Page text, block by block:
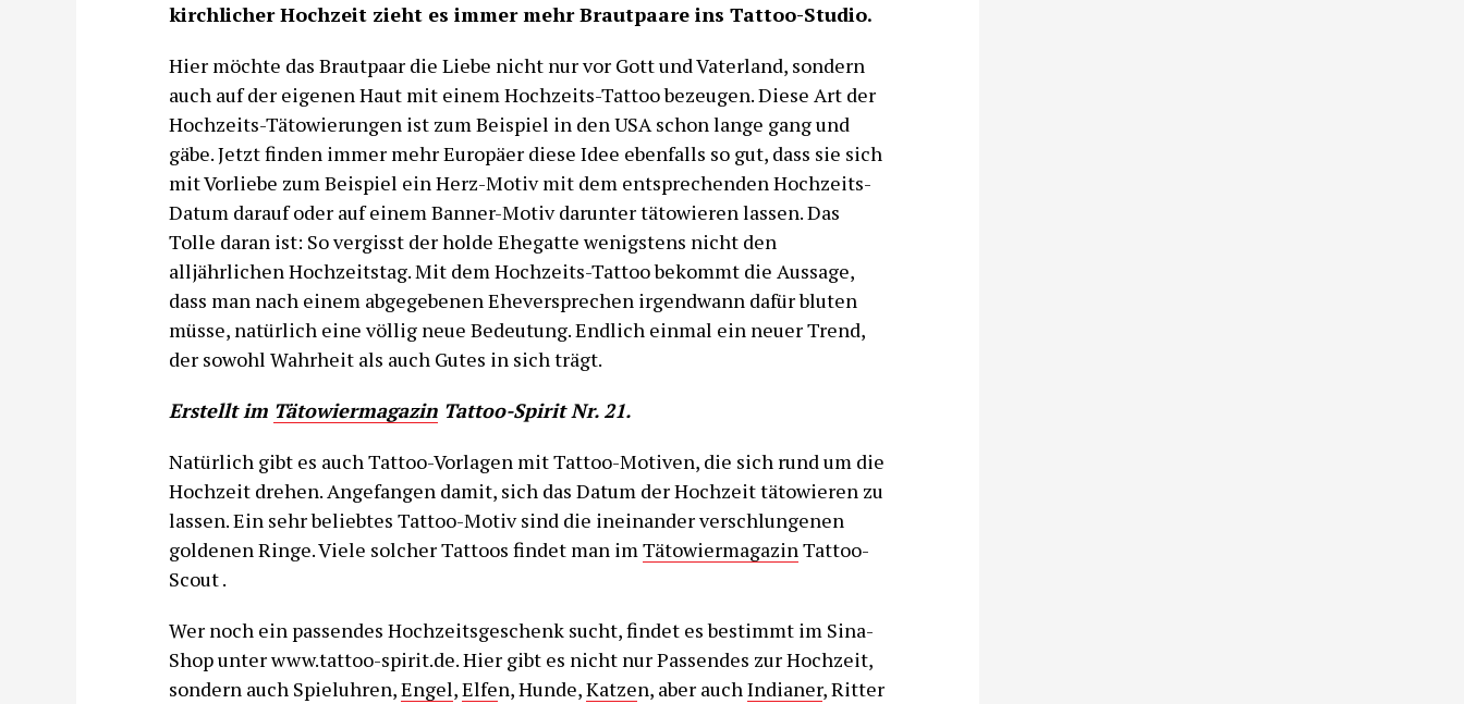
kirchlicher Hochzeit zieht es immer mehr Brautpaare ins Tattoo-Studio.
Hier möchte das Brautpaar die Liebe nicht nur vor Gott und Vaterland, sondern
auch auf der eigenen Haut mit einem Hochzeits-Tattoo bezeugen. Diese Art der
Hochzeits-Tätowierungen ist zum Beispiel in den USA schon lange gang und
gäbe. Jetzt finden immer mehr Europäer diese Idee ebenfalls so gut, dass sie sich
mit Vorliebe zum Beispiel ein Herz-Motiv mit dem entsprechenden Hochzeits-
Datum darauf oder auf einem Banner-Motiv darunter tätowieren lassen. Das
Tolle daran ist: So vergisst der holde Ehegatte wenigstens nicht den
alljährlichen Hochzeitstag. Mit dem Hochzeits-Tattoo bekommt die Aussage,
dass man nach einem abgegebenen Eheversprechen irgendwann dafür bluten
müsse, natürlich eine völlig neue Bedeutung. Endlich einmal ein neuer Trend,
der sowohl Wahrheit als auch Gutes in sich trägt.
Erstellt im TätowiermagazinTattoo-Spirit Nr. 21.
Natürlich gibt es auch Tattoo-Vorlagen mit Tattoo-Motiven, die sich rund um die
Hochzeit drehen. Angefangen damit, sich das Datum der Hochzeit tätowieren zu
lassen. Ein sehr beliebtes Tattoo-Motiv sind die ineinander verschlungenen
goldenen Ringe. Viele solcher Tattoos findet man imTätowiermagazinTattoo-
Scout .
Wer noch ein passendes Hochzeitsgeschenk sucht, findet es bestimmt im Sina-
Shop unter www.tattoo-spirit.de. Hier gibt es nicht nur Passendes zur Hochzeit,
sondern auch Spieluhren,Engel,Elfen, Hunde,Katzen, aber auchIndianer, Ritter